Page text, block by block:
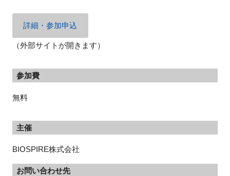
詳細・参加申込
（外部サイトが開きます）
参加費
無料
主催
BIOSPIRE株式会社
お問い合わせ先